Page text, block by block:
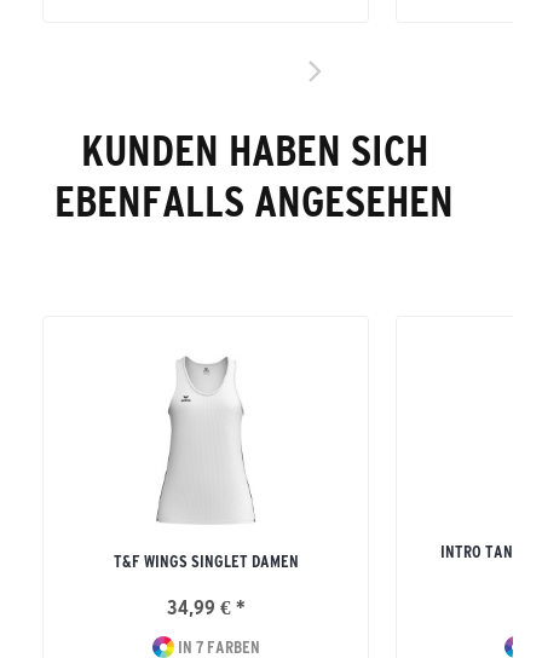
KUNDEN HABEN SICH
EBENFALLS ANGESEHEN
T&F WINGS SINGLET DAMEN
34,99 € *
IN 7 FARBEN
INTRO TANK